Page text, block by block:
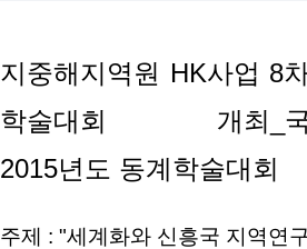
지중해지역원 HK사업 8
학술대회 개최_국제
2015년도 동계학술대회
주제 : "세계화와 신흥국 지역연